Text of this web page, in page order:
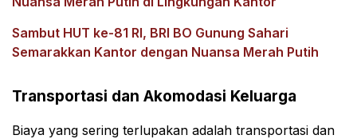
Sambut HUT ke-81 RI, BRI BO Gunung Sahari
Semarakkan Kantor dengan Nuansa Merah Putih
Transportasi dan Akomodasi Keluarga
Biaya yang sering terlupakan adalah transportasi dan